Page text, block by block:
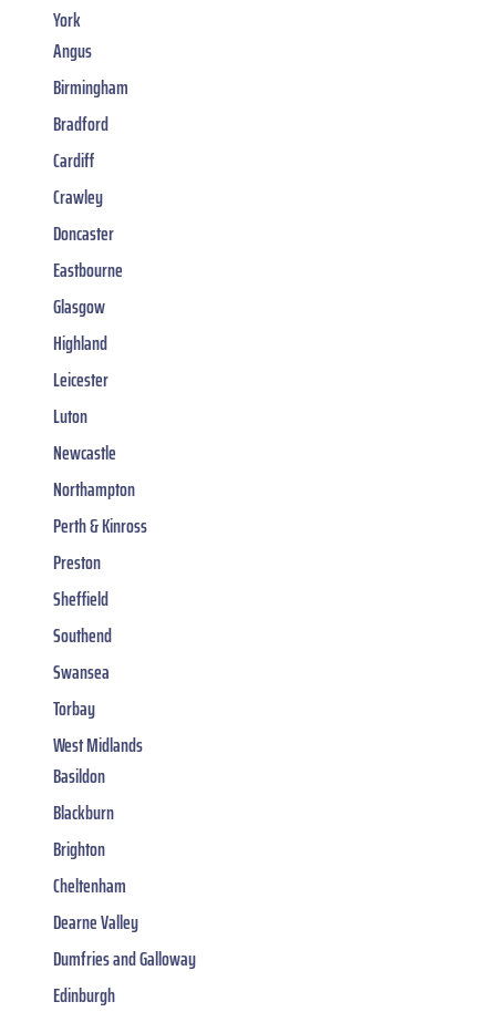
York
Angus
Birmingham
Bradford
Cardiff
Crawley
Doncaster
Eastbourne
Glasgow
Highland
Leicester
Luton
Newcastle
Northampton
Perth & Kinross
Preston
Sheffield
Southend
Swansea
Torbay
West Midlands
Basildon
Blackburn
Brighton
Cheltenham
Dearne Valley
Dumfries and Galloway
Edinburgh